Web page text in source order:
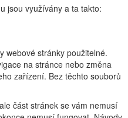
jsou využívány a ta takto:
webové stránky použitelné.
na stránce nebo změna
zařízení. Bez těchto souborů
část stránek se vám nemusí